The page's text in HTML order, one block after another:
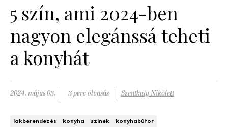
SZOBÁK
Konyha
Fürdőszoba
Nappali
ÖTLETEK
Szállodák és vendégházak WEBSHOP
5 szín, ami 2024-ben
nagyon elegánssá teheti
a konyhát
2024. május 03. 3 perc olvasás Szentkuty Nikolett
lakberendezés konyha színek
konyhabútor